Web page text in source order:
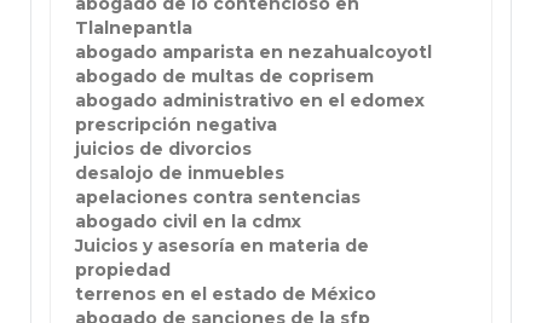
Tlalnepantla
abogado amparista en nezahualcoyotl
abogado de multas de coprisem
abogado administrativo en el edomex
prescripción negativa
juicios de divorcios
desalojo de inmuebles
apelaciones contra sentencias
abogado civil en la cdmx
Juicios y asesoría en materia de
propiedad
terrenos en el estado de México
abogado de sanciones de la sfp